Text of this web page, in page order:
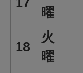
曜
18
火
曜